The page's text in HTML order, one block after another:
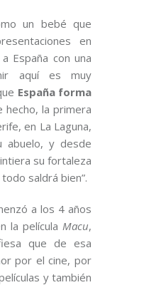
un bebé que
en
España con una
aquí es muy
España forma
hecho, la primera
en La Laguna,
abuelo, y desde
su fortaleza
saldrá bien”.
a los 4 años
la película Macu,
que de esa
por el cine, por
y también